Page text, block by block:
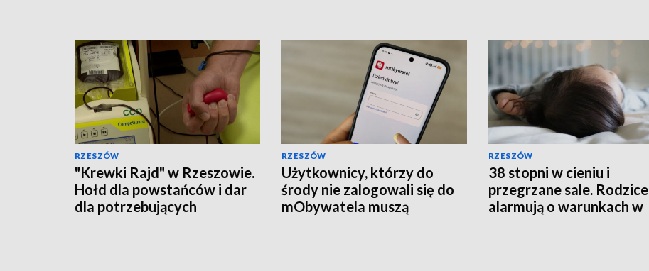
RZESZÓW
"Krewki Rajd" w Rzeszowie.
Hołd dla powstańców i dar
dla potrzebujących
RZESZÓW
Użytkownicy, którzy do
środy nie zalogowali się do
mObywatela muszą
RZESZÓW
38 stopni w cieniu i
przegrzane sale. Rodzice
alarmują o warunkach w